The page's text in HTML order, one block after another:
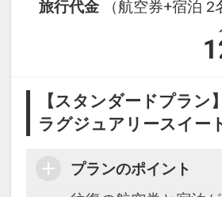
旅行代金
（航空券+宿泊
【スタンダードプラ
ラグジュアリースイー
プランのポイント